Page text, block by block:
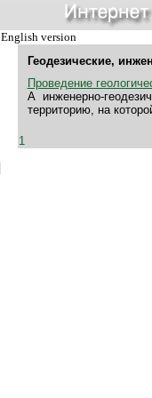
English version
Геодезические,
Проведение
А инженерно-
территорию, на
1